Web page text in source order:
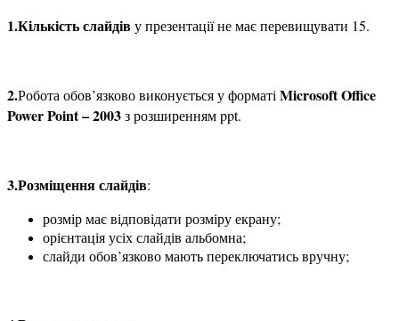
1.Кількість слайдіву презентації не має перевищувати 15.
2.Робота обов’язково виконується у форматіMicrosoft Office
Power Point – 2003з розширенням ppt.
3.Розміщення слайдів:
розмір має відповідати розміру екрану;
орієнтація усіх слайдів альбомна;
слайди обов’язково мають переключатись вручну;